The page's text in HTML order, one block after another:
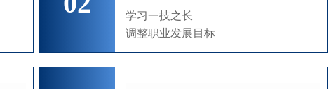
学习一技之长
调整职业发展目标